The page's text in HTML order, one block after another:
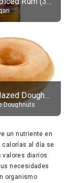
Original Glazed Doughnut
Doughnuts
un nutriente en
calorías al día se
valores diarios
necesidades
organismo